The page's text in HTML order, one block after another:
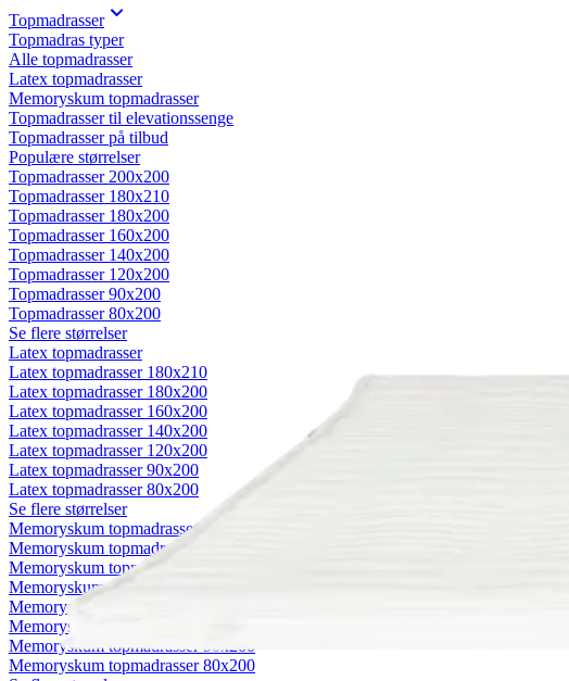
Topmadrasser
Topmadras typer
Alle topmadrasser
Latex topmadrasser
Memoryskum topmadrasser
Topmadrasser til elevationssenge
Topmadrasser på tilbud
Populære størrelser
Topmadrasser 200x200
Topmadrasser 180x210
Topmadrasser 180x200
Topmadrasser 160x200
Topmadrasser 140x200
Topmadrasser 120x200
Topmadrasser 90x200
Topmadrasser 80x200
Se flere størrelser
Latex topmadrasser
Latex topmadrasser 180x210
Latex topmadrasser 180x200
Latex topmadrasser 160x200
Latex topmadrasser 140x200
Latex topmadrasser 120x200
Latex topmadrasser 90x200
Latex topmadrasser 80x200
Se flere størrelser
Memoryskum topmadrasser
Memoryskum topmadrasser 180x210
Memoryskum topmadrasser 180x200
Memoryskum topmadrasser 160x200
Memoryskum topmadrasser 140x200
Memoryskum topmadrasser 120x200
Memoryskum topmadrasser 90x200
Memoryskum topmadrasser 80x200